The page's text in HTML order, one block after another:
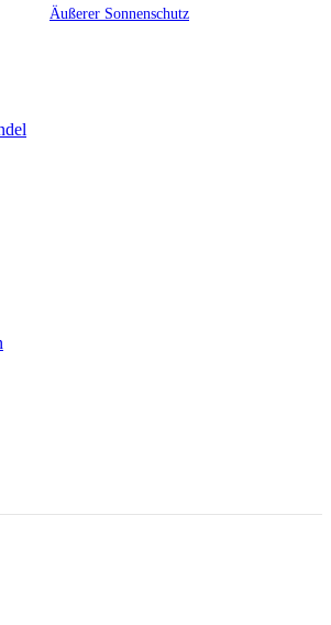
Äußerer Sonnenschutz